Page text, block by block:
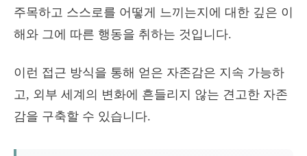
주목하고 스스로를 어떻게 느끼는지에 대한 깊은 이
해와 그에 따른 행동을 취하는 것입니다.
이런 접근 방식을 통해 얻은 자존감은 지속 가능하
고, 외부 세계의 변화에 흔들리지 않는 견고한 자존
감을 구축할 수 있습니다.